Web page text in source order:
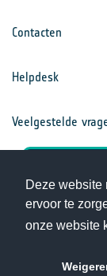
Deze website
ervoor te
onze website
Contacten
Helpdesk
Veelgestelde
Privacy Statement
Hoe
website